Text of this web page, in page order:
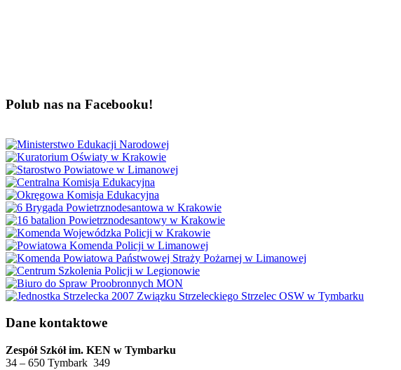
Polub nas na Facebooku!
Dane kontaktowe
Zespół Szkół im. KEN w Tymbarku
34 – 650 Tymbark 349